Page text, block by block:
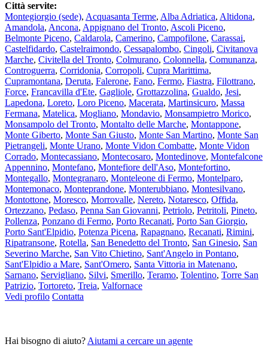
Città servite:
Montegiorgio (sede), Acquasanta Terme, Alba Adriatica, Altidona,
Amandola, Ancona, Appignano del Tronto, Ascoli Piceno,
Belmonte Piceno, Caldarola, Camerino, Campofilone, Carassai,
Castelfidardo, Castelraimondo, Cessapalombo, Cingoli, Civitanova
Marche, Civitella del Tronto, Colmurano, Colonnella, Comunanza,
Controguerra, Corridonia, Corropoli, Cupra Marittima,
Cupramontana, Deruta, Falerone, Fano, Fermo, Fiastra, Filottrano,
Force, Francavilla d'Ete, Gagliole, Grottazzolina, Gualdo, Jesi,
Lapedona, Loreto, Loro Piceno, Macerata, Martinsicuro, Massa
Fermana, Matelica, Mogliano, Mondavio, Monsampietro Morico,
Monsampolo del Tronto, Montalto delle Marche, Montappone,
Monte Giberto, Monte San Giusto, Monte San Martino, Monte San
Pietrangeli, Monte Urano, Monte Vidon Combatte, Monte Vidon
Corrado, Montecassiano, Montecosaro, Montedinove, Montefalcone
Appennino, Montefano, Montefiore dell'Aso, Montefortino,
Montegallo, Montegranaro, Monteleone di Fermo, Montelparo,
Montemonaco, Monteprandone, Monterubbiano, Montesilvano,
Montottone, Moresco, Morrovalle, Nereto, Notaresco, Offida,
Ortezzano, Pedaso, Penna San Giovanni, Petriolo, Petritoli, Pineto,
Pollenza, Ponzano di Fermo, Porto Recanati, Porto San Giorgio,
Porto Sant'Elpidio, Potenza Picena, Rapagnano, Recanati, Rimini,
Ripatransone, Rotella, San Benedetto del Tronto, San Ginesio, San
Severino Marche, San Vito Chietino, Sant'Angelo in Pontano,
Sant'Elpidio a Mare, Sant'Omero, Santa Vittoria in Matenano,
Sarnano, Servigliano, Silvi, Smerillo, Teramo, Tolentino, Torre San
Patrizio, Tortoreto, Treia, Valfornace
Vedi profilo Contatta
Hai bisogno di aiuto? Aiutami a cercare un agente